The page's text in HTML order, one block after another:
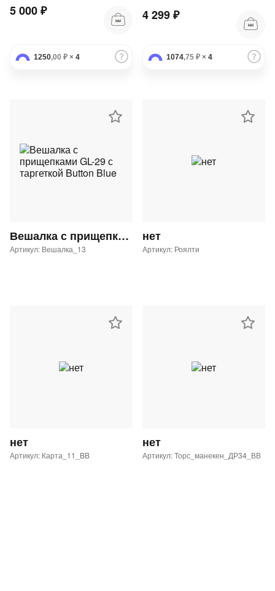
5 000 ₽
1250,00 ₽ × 4
4 299 ₽
1074,75 ₽ × 4
Вешалка с прищепками GL-29 с таргеткой Button Blue
Артикул: Вешалка_13
нет
Артикул: Роялти
нет
Артикул: Карта_11_BB
нет
Артикул: Торс_манекен_ДР34_ВВ